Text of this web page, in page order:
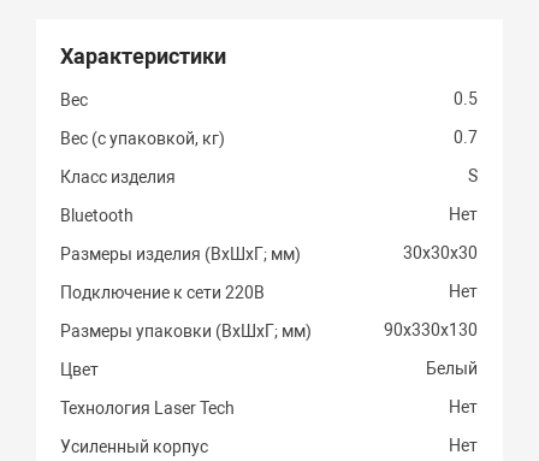
Характеристики
Вес 0.5
Вес (с упаковкой, кг) 0.7
Класс изделия S
Bluetooth Нет
Размеры изделия (ВхШхГ; мм) 30х30х30
Подключение к сети 220В Нет
Размеры упаковки (ВхШхГ; мм) 90х330х130
Цвет Белый
Технология Laser Tech Нет
Усиленный корпус Нет